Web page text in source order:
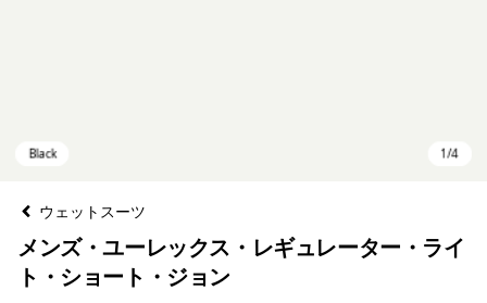
ウェットスーツ
メンズ・ユーレックス・レギュレーター・ライ
ト・ショート・ジョン